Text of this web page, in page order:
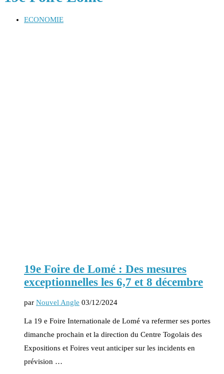
ECONOMIE
19e Foire de Lomé : Des mesures
exceptionnelles les 6,7 et 8 décembre
par Nouvel Angle 03/12/2024
La 19 e Foire Internationale de Lomé va refermer ses portes
dimanche prochain et la direction du Centre Togolais des
Expositions et Foires veut anticiper sur les incidents en
prévision …